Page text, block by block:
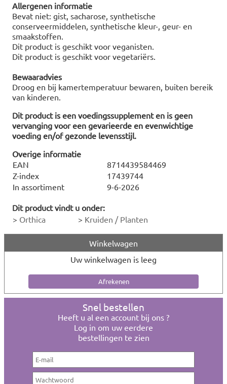
Allergenen informatie
Bevat niet: gist, sacharose, synthetische
conserveermiddelen, synthetische kleur-, geur- en
smaakstoffen.
Dit product is geschikt voor veganisten.
Dit product is geschikt voor vegetariërs.
Bewaaradvies
Droog en bij kamertemperatuur bewaren, buiten bereik
van kinderen.
Dit product is een voedingssupplement en is geen
vervanging voor een gevarieerde en evenwichtige
voeding en/of gezonde levensstijl.
Overige informatie
EAN
8714439584469
Z-index
17439744
In assortiment
9-6-2026
Dit product vindt u onder:
> Orthica > Kruiden / Planten
Winkelwagen
Uw winkelwagen is leeg
Snel bestellen
Heeft u al een account bij ons ?
Log in om uw eerdere
bestellingen te zien